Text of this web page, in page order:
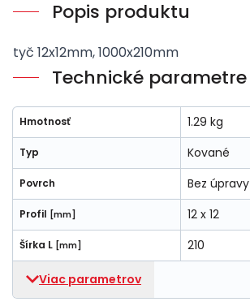
Popis produktu
tyč 12x12mm, 1000x210mm
Technické parametre
Hmotnosť 1.29 kg
Typ Kované
Povrch Bez úpravy
Profil [mm] 12 x 12
Šírka L [mm] 210
Viac parametrov